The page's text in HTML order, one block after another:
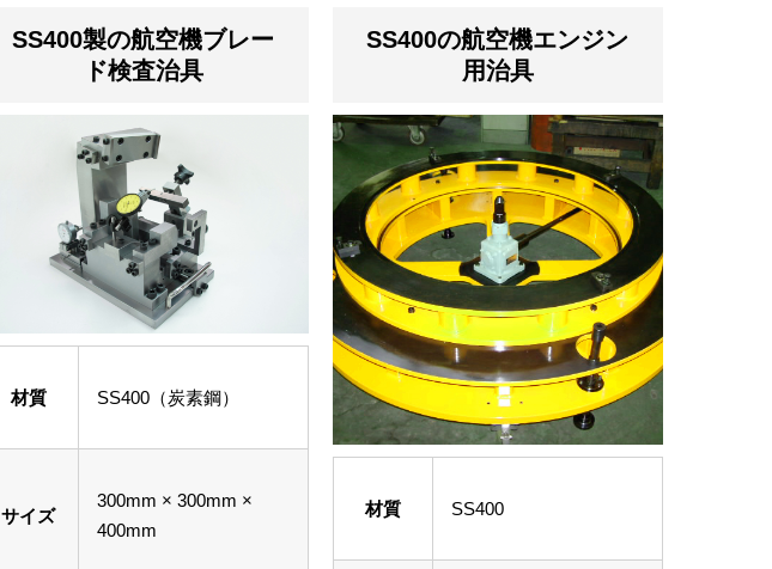
SS400製の航空機ブレー
ド検査治具
材質 SS400（炭素鋼）
サイズ
300mm × 300mm ×
400mm
SS400の航空機エンジン
用治具
材質 SS400